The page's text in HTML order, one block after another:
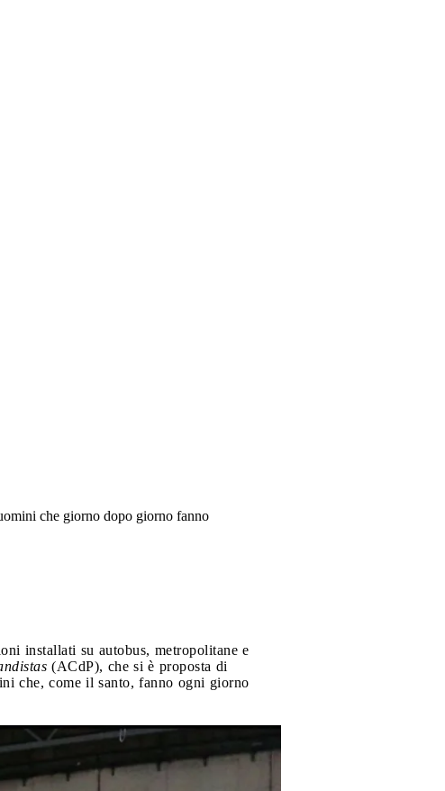
che giorno dopo giorno fanno
installati su autobus, metropolitane e
(ACdP), che si è proposta di
che, come il santo, fanno ogni giorno